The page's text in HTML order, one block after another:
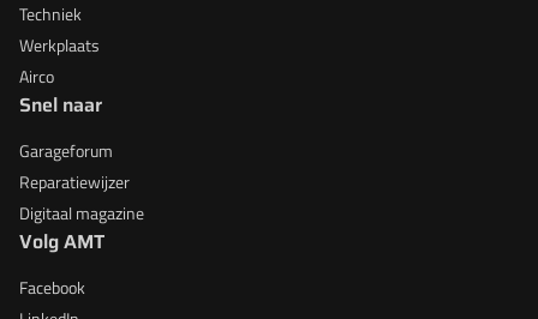
Techniek
Werkplaats
Airco
Snel naar
Garageforum
Reparatiewijzer
Digitaal magazine
Volg AMT
Facebook